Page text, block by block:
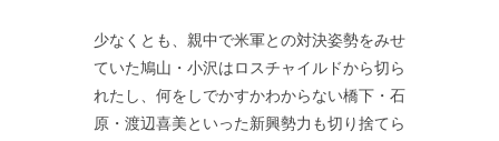
少なくとも、親中で米軍との対決姿勢をみせ
ていた鳩山・小沢はロスチャイルドから切ら
れたし、何をしでかすかわからない橋下・石
原・渡辺喜美といった新興勢力も切り捨てら